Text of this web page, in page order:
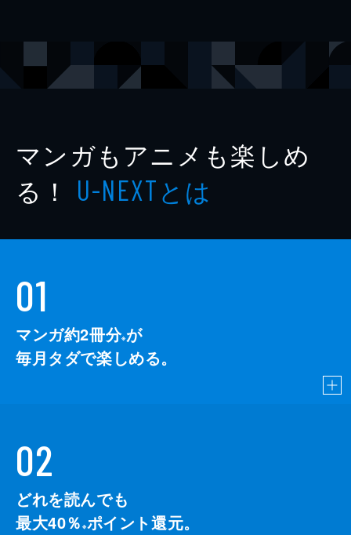
マンガもアニメも楽しめ
る！ U-NEXTとは
01
マンガ約2冊分※が
毎月タダで楽しめる。
02
どれを読んでも
最大40％ ※ポイント還元。